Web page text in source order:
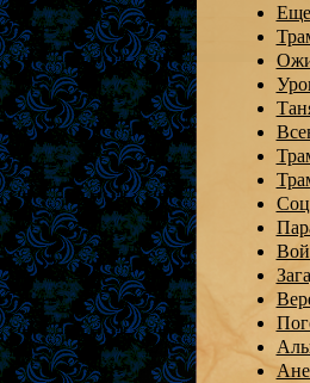
Еще